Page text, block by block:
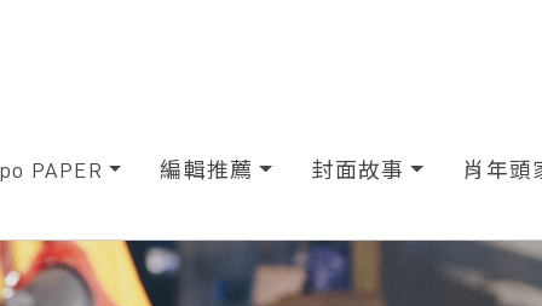
PAPER 編輯推薦 封面故事 肖年頭